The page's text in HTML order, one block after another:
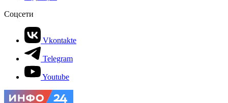
Соцсети
Vkontakte
Telegram
Youtube